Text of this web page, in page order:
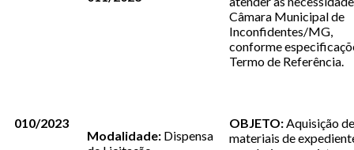
Câmara Municipal de
Inconfidentes/MG,
conforme
Termo de Referência.
010/2023
Modalidade: Dispensa
OBJETO:Aquisição de
materiais de